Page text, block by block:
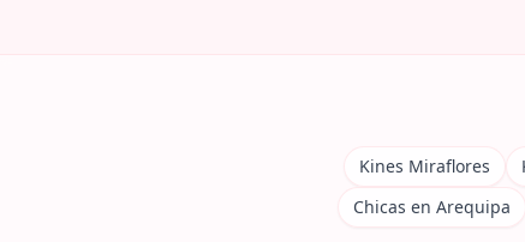
Kines Miraflores
Chicas en Arequipa